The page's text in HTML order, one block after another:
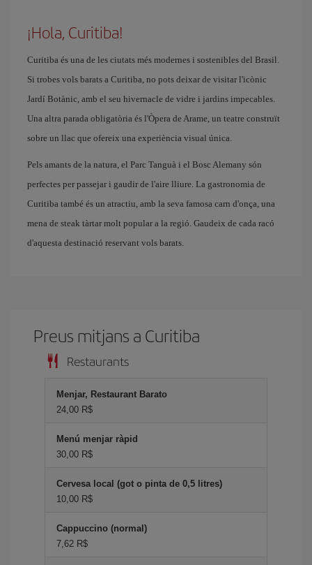
¡Hola, Curitiba!
Curitiba és una de les ciutats més modernes i sostenibles del Brasil.
Si trobes vols barats a Curitiba, no pots deixar de visitar l'icònic
Jardí Botànic, amb el seu hivernacle de vidre i jardins impecables.
Una altra parada obligatòria és l'Òpera de Arame, un teatre construït
sobre un llac que ofereix una experiència visual única.
Pels amants de la natura, el Parc Tanguà i el Bosc Alemany són
perfectes per passejar i gaudir de l'aire lliure. La gastronomia de
Curitiba també és un atractiu, amb la seva famosa carn d'onça, una
mena de steak tàrtar molt popular a la regió. Gaudeix de cada racó
d'aquesta destinació reservant vols barats.
Preus mitjans a Curitiba
Restaurants
Menjar, Restaurant Barato
24,00 R$
Menú menjar ràpid
30,00 R$
Cervesa local (got o pinta de 0,5 litres)
10,00 R$
Cappuccino (normal)
7,62 R$